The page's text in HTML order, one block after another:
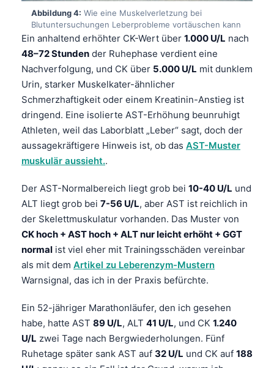
Abbildung 4: Wie eine Muskelverletzung bei
Blutuntersuchungen Leberprobleme vortäuschen kann
Ein anhaltend erhöhter CK-Wert über 1.000 U/L nach
48–72 Stunden der Ruhephase verdient eine
Nachverfolgung, und CK über 5.000 U/L mit dunklem
Urin, starker Muskelkater-ähnlicher
Schmerzhaftigkeit oder einem Kreatinin-Anstieg ist
dringend. Eine isolierte AST-Erhöhung beunruhigt
Athleten, weil das Laborblatt „Leber“ sagt, doch der
aussagekräftigere Hinweis ist, ob das AST-Muster
muskulär aussieht..
Der AST-Normalbereich liegt grob bei 10-40 U/L und
ALT liegt grob bei 7-56 U/L, aber AST ist reichlich in
der Skelettmuskulatur vorhanden. Das Muster von
CK hoch + AST hoch + ALT nur leicht erhöht + GGT
normal ist viel eher mit Trainingsschäden vereinbar
als mit dem Artikel zu Leberenzym-Mustern
Warnsignal, das ich in der Praxis befürchte.
Ein 52-jähriger Marathonläufer, den ich gesehen
habe, hatte AST 89 U/L, ALT 41 U/L, und CK 1.240
U/L zwei Tage nach Bergwiederholungen. Fünf
Ruhetage später sank AST auf 32 U/L und CK auf 188
Ślōnskŏ gŏdka
Norsk bokmål